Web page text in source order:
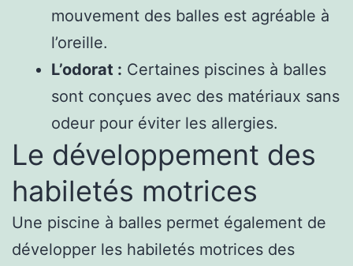
mouvement des balles est agréable à
l’oreille.
L’odorat : Certaines piscines à balles
sont conçues avec des matériaux sans
odeur pour éviter les allergies.
Le développement des
habiletés motrices
Une piscine à balles permet également de
développer les habiletés motrices des